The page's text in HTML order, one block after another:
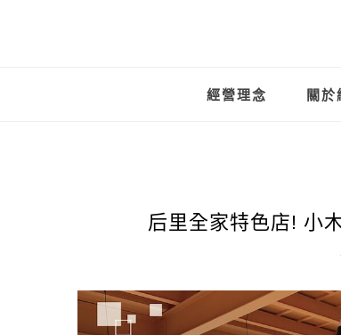
經營理念 關於
后里全家特色店! 小